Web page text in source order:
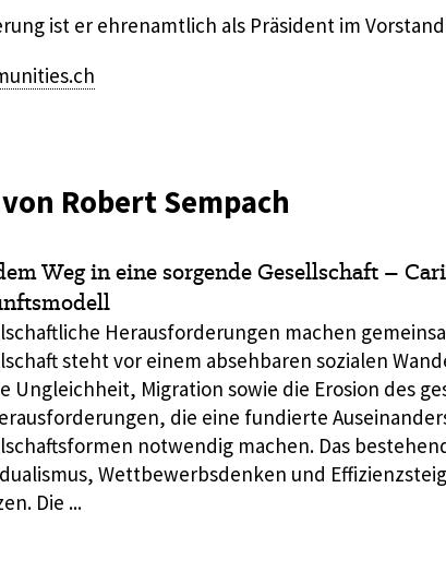
ist er ehrenamtlich als Präsident im
Robert Sempach
Weg in eine sorgende Gesellschaft –
Herausforderungen machen
steht vor einem absehbaren sozialen
Ungleichheit, Migration sowie die Erosion des
die eine fundierte
notwendig machen. Das
Wettbewerbsdenken und
Die ...